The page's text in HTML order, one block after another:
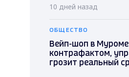
10 дней назад
ОБЩЕСТВО
Вейп-шоп в Муроме
контрафактом,
грозит реальный